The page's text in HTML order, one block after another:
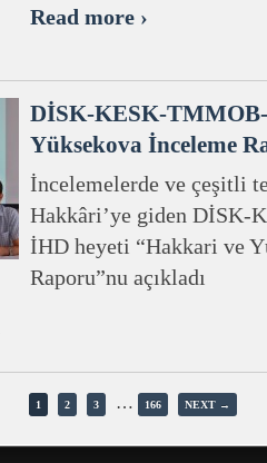
Read more ›
DİSK-KESK-
Yüksekova İnceleme
İncelemelerde ve çeşitli
Hakkâri’ye giden DİSK-
İHD heyeti “Hakkari ve
Raporu”nu açıkladı
1 2 3 … 166 NEXT →